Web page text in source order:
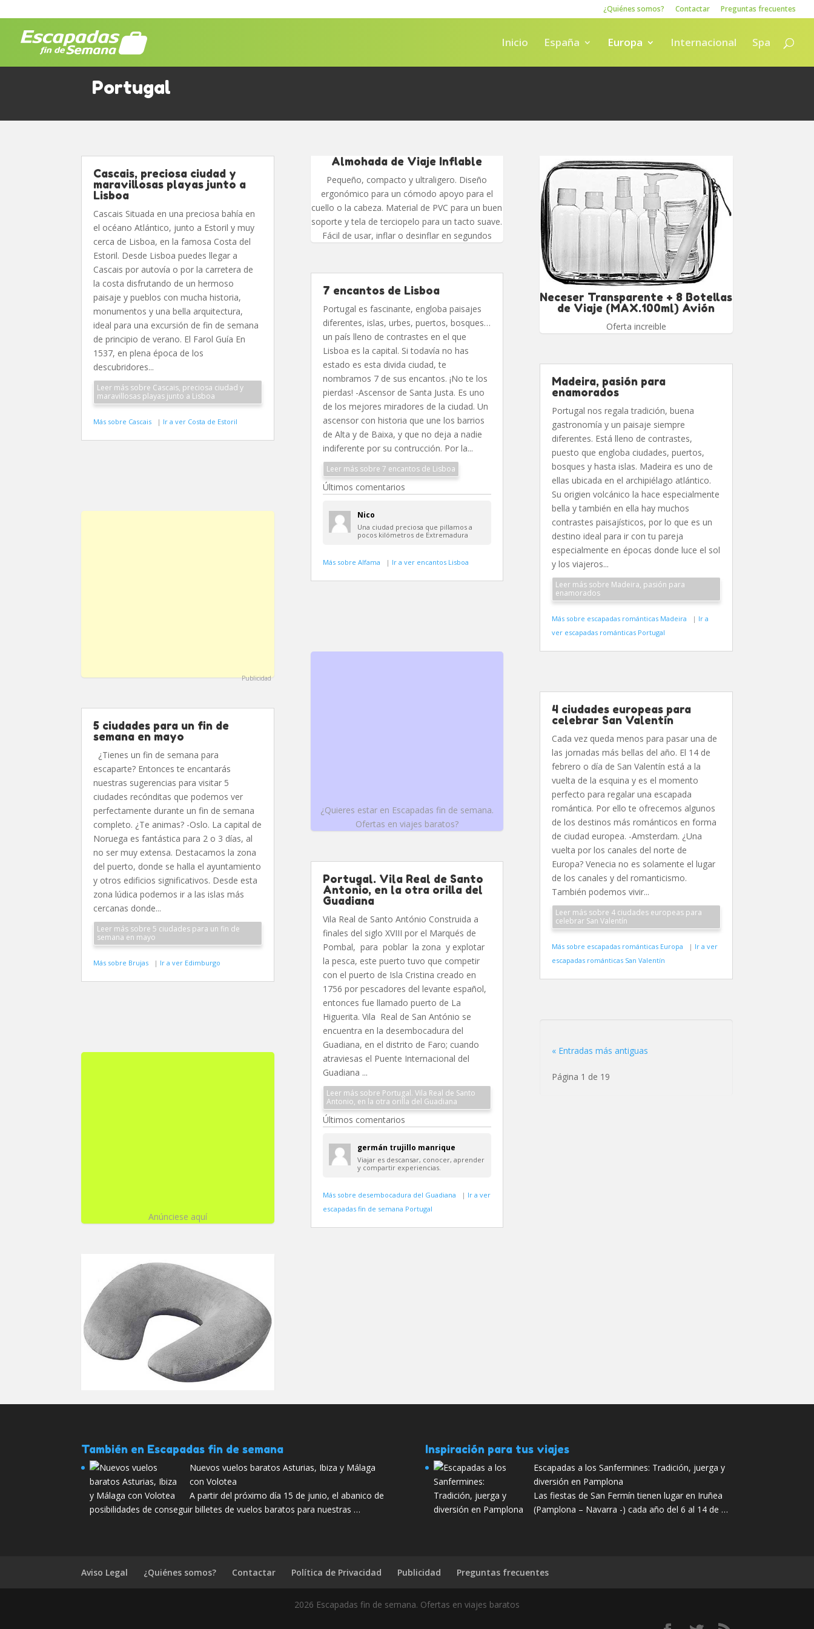
¿Quiénes somos? Contactar Preguntas frecuentes
Inicio España Europa Internacional Spa
Portugal
Cascais, preciosa ciudad y
maravillosas playas junto a
Lisboa
Cascais Situada en una preciosa bahía en
el océano Atlántico, junto a Estoril y muy
cerca de Lisboa, en la famosa Costa del
Estoril. Desde Lisboa puedes llegar a
Cascais por autovía o por la carretera de
la costa disfrutando de un hermoso
paisaje y pueblos con mucha historia,
monumentos y una bella arquitectura,
ideal para una excursión de fin de semana
de principio de verano. El Farol Guía En
1537, en plena época de los
descubridores...
Leer más sobre Cascais, preciosa ciudad y
maravillosas playas junto a Lisboa
Más sobre Cascais | Ir a ver Costa de Estoril
Publicidad
5 ciudades para un fin de
semana en mayo
¿Tienes un fin de semana para
escaparte? Entonces te encantarás
nuestras sugerencias para visitar 5
ciudades recónditas que podemos ver
perfectamente durante un fin de semana
completo. ¿Te animas? -Oslo. La capital de
Noruega es fantástica para 2 o 3 días, al
no ser muy extensa. Destacamos la zona
del puerto, donde se halla el ayuntamiento
y otros edificios significativos. Desde esta
zona lúdica podemos ir a las islas más
cercanas donde...
Leer más sobre 5 ciudades para un fin de
semana en mayo
Más sobre Brujas | Ir a ver Edimburgo
Anúnciese aquí
Almohada de Viaje Inflable
Pequeño, compacto y ultraligero. Diseño
ergonómico para un cómodo apoyo para el
cuello o la cabeza. Material de PVC para un buen
soporte y tela de terciopelo para un tacto suave.
Fácil de usar, inflar o desinflar en segundos
7 encantos de Lisboa
Portugal es fascinante, engloba paisajes
diferentes, islas, urbes, puertos, bosques…
un país lleno de contrastes en el que
Lisboa es la capital. Si todavía no has
estado es esta divida ciudad, te
nombramos 7 de sus encantos. ¡No te los
pierdas! -Ascensor de Santa Justa. Es uno
de los mejores miradores de la ciudad. Un
ascensor con historia que une los barrios
de Alta y de Baixa, y que no deja a nadie
indiferente por su contrucción. Por la...
Leer más sobre 7 encantos de Lisboa
Últimos comentarios
Nico
Una ciudad preciosa que pillamos a
pocos kilómetros de Extremadura
Más sobre Alfama | Ir a ver encantos Lisboa
¿Quieres estar en Escapadas fin de semana.
Ofertas en viajes baratos?
Portugal. Vila Real de Santo
Antonio, en la otra orilla del
Guadiana
Vila Real de Santo António Construida a
finales del siglo XVIII por el Marqués de
Pombal, para poblar la zona y explotar
la pesca, este puerto tuvo que competir
con el puerto de Isla Cristina creado en
1756 por pescadores del levante español,
entonces fue llamado puerto de La
Higuerita. Vila Real de San António se
encuentra en la desembocadura del
Guadiana, en el distrito de Faro; cuando
atraviesas el Puente Internacional del
Guadiana ...
Leer más sobre Portugal. Vila Real de Santo
Antonio, en la otra orilla del Guadiana
Últimos comentarios
germán trujillo manrique
Viajar es descansar, conocer, aprender
y compartir experiencias.
Más sobre desembocadura del Guadiana | Ir a ver
escapadas fin de semana Portugal
Neceser Transparente + 8 Botellas
de Viaje (MAX.100ml) Avión
Oferta increible
Madeira, pasión para
enamorados
Portugal nos regala tradición, buena
gastronomía y un paisaje siempre
diferentes. Está lleno de contrastes,
puesto que engloba ciudades, puertos,
bosques y hasta islas. Madeira es uno de
ellas ubicada en el archipiélago atlántico.
Su origien volcánico la hace especialmente
bella y también en ella hay muchos
contrastes paisajísticos, por lo que es un
destino ideal para ir con tu pareja
especialmente en épocas donde luce el sol
y los viajeros...
Leer más sobre Madeira, pasión para
enamorados
Más sobre escapadas románticas Madeira | Ir a
ver escapadas románticas Portugal
4 ciudades europeas para
celebrar San Valentín
Cada vez queda menos para pasar una de
las jornadas más bellas del año. El 14 de
febrero o día de San Valentín está a la
vuelta de la esquina y es el momento
perfecto para regalar una escapada
romántica. Por ello te ofrecemos algunos
de los destinos más románticos en forma
de ciudad europea. -Amsterdam. ¿Una
vuelta por los canales del norte de
Europa? Venecia no es solamente el lugar
de los canales y del romanticismo.
También podemos vivir...
Leer más sobre 4 ciudades europeas para
celebrar San Valentín
Más sobre escapadas románticas Europa | Ir a ver
escapadas románticas San Valentín
« Entradas más antiguas
Página 1 de 19
También en Escapadas fin de semana
Nuevos vuelos baratos Asturias, Ibiza y Málaga
con Volotea
A partir del próximo día 15 de junio, el abanico de
posibilidades de conseguir billetes de vuelos baratos para nuestras …
Inspiración para tus viajes
Escapadas a los Sanfermines: Tradición, juerga y
diversión en Pamplona
Las fiestas de San Fermín tienen lugar en Iruñea
(Pamplona – Navarra -) cada año del 6 al 14 de …
Aviso Legal ¿Quiénes somos? Contactar Política de Privacidad Publicidad Preguntas frecuentes
2026 Escapadas fin de semana. Ofertas en viajes baratos